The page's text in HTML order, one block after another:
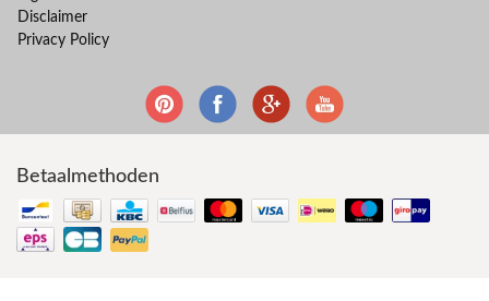
Disclaimer
Privacy Policy
Betaalmethoden